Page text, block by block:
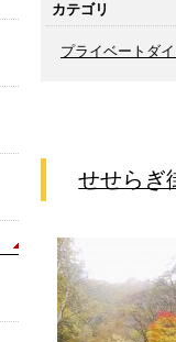
カテゴリ
プライベートダ
せせらぎ